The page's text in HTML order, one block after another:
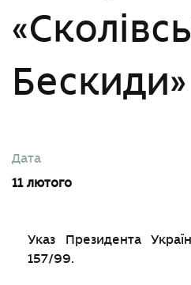
Бескиди»
Дата
11 лютого
Указ Президента
157/99.